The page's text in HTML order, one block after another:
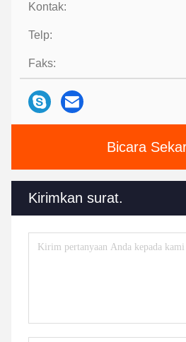
Kontak:
Telp:
Faks:
Bicara
Kirimkan surat.